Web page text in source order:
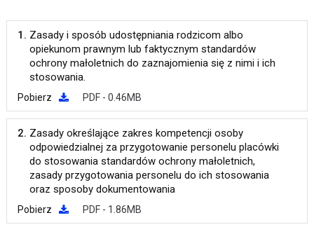
1. Zasady i sposób udostępniania rodzicom albo
opiekunom prawnym lub faktycznym standardów
ochrony małoletnich do zaznajomienia się z nimi i ich
stosowania.
Pobierz PDF - 0.46MB
2. Zasady określające zakres kompetencji osoby
odpowiedzialnej za przygotowanie personelu placówki
do stosowania standardów ochrony małoletnich,
zasady przygotowania personelu do ich stosowania
oraz sposoby dokumentowania
Pobierz PDF - 1.86MB